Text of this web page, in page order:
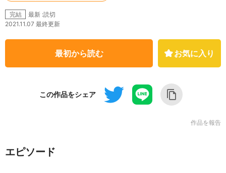
完結
最新 :読切
2021.11.07 最終更新
最初から読む お気に入り
この作品をシェア
作品を報告
エピソード